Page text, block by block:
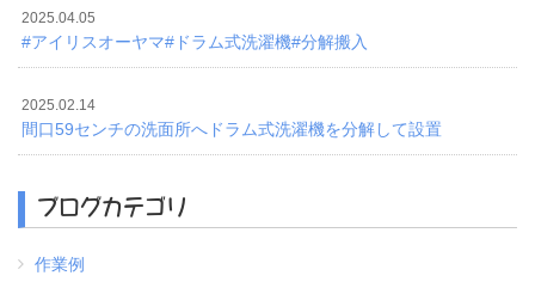
2025.04.05
#アイリスオーヤマ#ドラム式洗濯機#分解搬入
2025.02.14
間口59センチの洗面所へドラム式洗濯機を分解して設置
ブログカテゴリ
作業例